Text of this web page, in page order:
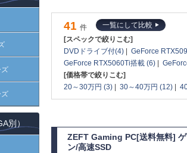
41 件
一覧にして比較
[スペックで絞りこむ]
DVDドライブ付(4) | GeForce
GeForce RTX5060Ti搭載 (6) |
[価格帯で絞りこむ]
20～30万円 (3) | 30～40万円 (12) |
ZEFT Gaming PC[送料無料]
ン/高速SSD
ズ
ズ
別）